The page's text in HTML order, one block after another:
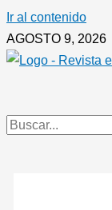
Ir al contenido
AGOSTO 9, 2026